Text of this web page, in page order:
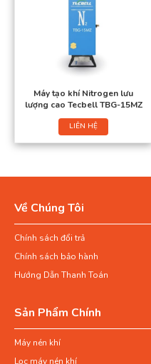
Máy tạo khí Nitrogen lưu
lượng cao Tecbell TBG-15MZ
LIÊN HỆ
Về Chúng Tôi
Chính sách đổi trả
Chính sách bảo hành
Hướng Dẫn Thanh Toán
Sản Phẩm Chính
Máy nén khí
Lọc máy nén khí